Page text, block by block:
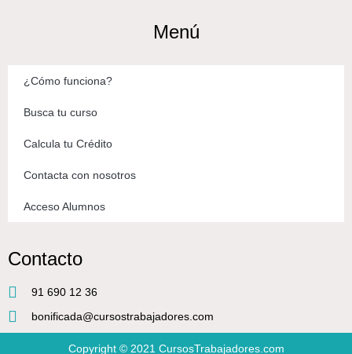
Menú
¿Cómo funciona?
Busca tu curso
Calcula tu Crédito
Contacta con nosotros
Acceso Alumnos
Contacto
91 690 12 36
bonificada@cursostrabajadores.com
Copyright © 2021 CursosTrabajadores.com